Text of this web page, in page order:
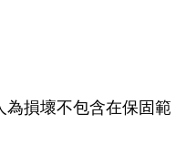
為損壞不包含在保固範